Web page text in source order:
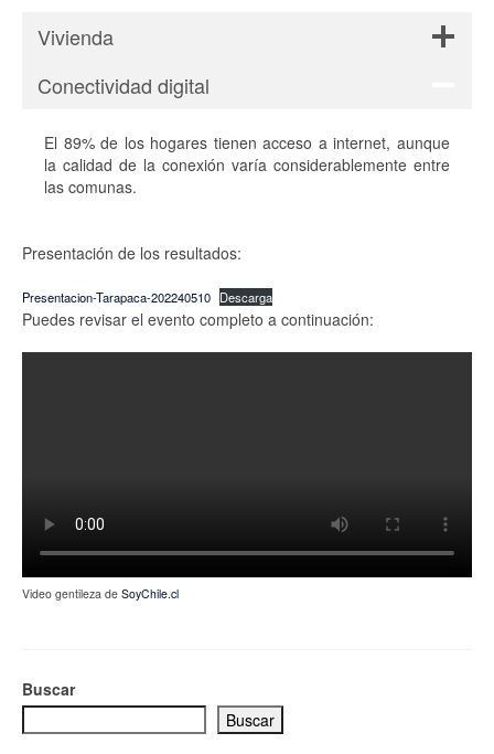
Vivienda
Conectividad digital
El 89% de los hogares tienen acceso a internet, aunque
la calidad de la conexión varía considerablemente entre
las comunas.
Presentación de los resultados:
Presentacion-Tarapaca-202240510 Descarga
Puedes revisar el evento completo a continuación:
Video gentileza de SoyChile.cl
Buscar
Buscar